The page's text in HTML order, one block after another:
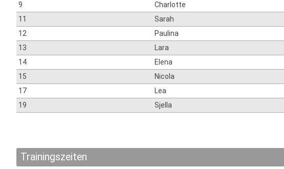
9
Charlotte
11
Sarah
12
Paulina
13
Lara
14
Elena
15
Nicola
17
Lea
19
Sjella
Trainingszeiten